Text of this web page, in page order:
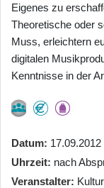
Eigenes zu
Theoretische oder
Muss, erleichtern
digitalen
Kenntnisse in der
Datum 17.09.2012
Uhrzeit nach
Veranstalter